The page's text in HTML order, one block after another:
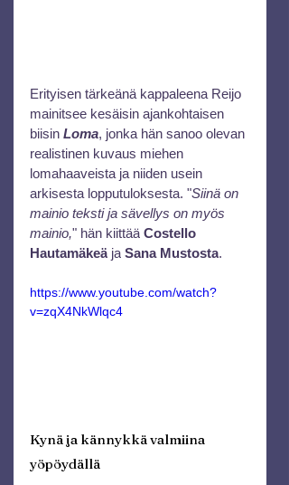
Erityisen tärkeänä kappaleena Reijo
mainitsee kesäisin ajankohtaisen
biisin Loma, jonka hän sanoo olevan
realistinen kuvaus miehen
lomahaaveista ja niiden usein
arkisesta lopputuloksesta. "Siinä on
mainio teksti ja sävellys on myös
mainio," hän kiittää Costello
Hautamäkeä ja Sana Mustosta.
https://www.youtube.com/watch?
v=zqX4NkWlqc4
Kynä ja kännykkä valmiina
yöpöydällä